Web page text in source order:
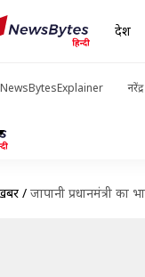
देश
/ जापानी प्रधानमंत्री